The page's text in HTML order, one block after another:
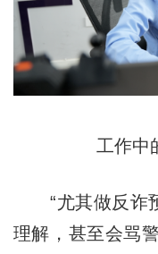
工作中
“尤其做反诈预
理解，甚至会骂